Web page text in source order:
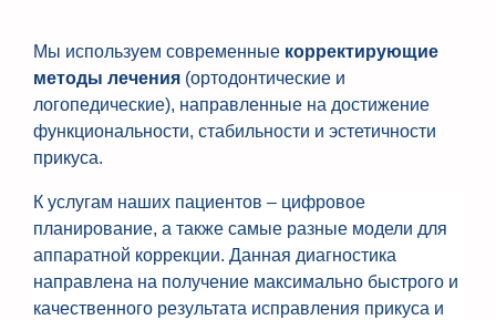
Мы используем современные корректирующие
методы лечения (ортодонтические и
логопедические), направленные на достижение
функциональности, стабильности и эстетичности
прикуса.
К услугам наших пациентов – цифровое
планирование, а также самые разные модели для
аппаратной коррекции. Данная диагностика
направлена на получение максимально быстрого и
качественного результата исправления прикуса и